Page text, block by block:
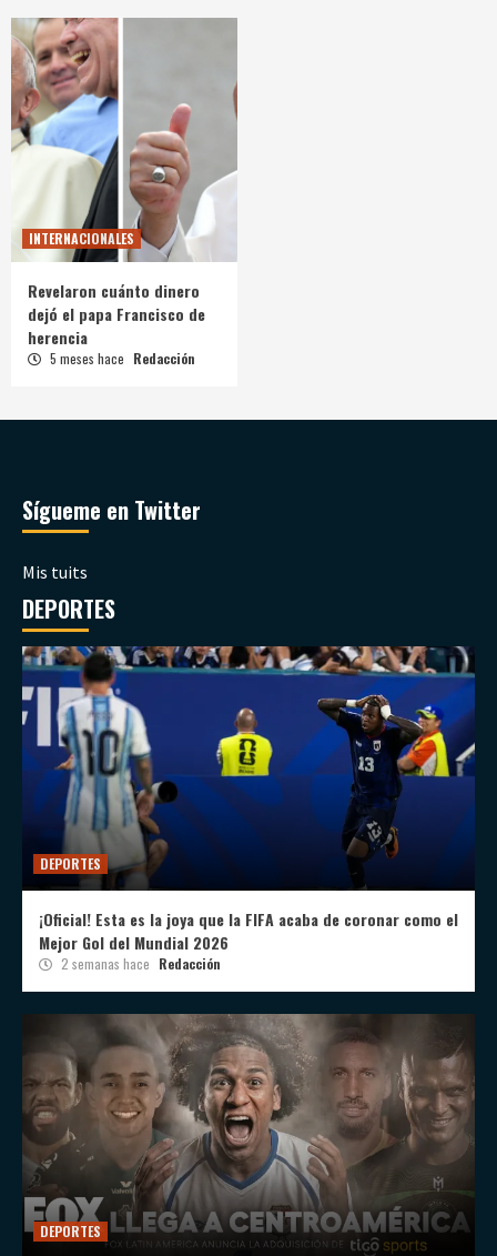
INTERNACIONALES
Revelaron cuánto dinero
dejó el papa Francisco de
herencia
5 meses hace Redacción
Sígueme en Twitter
Mis tuits
DEPORTES
DEPORTES
¡Oficial! Esta es la joya que la FIFA acaba de coronar como el
Mejor Gol del Mundial 2026
2 semanas hace Redacción
DEPORTES